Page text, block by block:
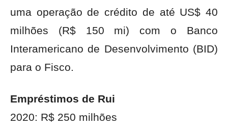
uma operação de crédito de até US$ 40
milhões (R$ 150 mi) com o Banco
Interamericano de Desenvolvimento (BID)
para o Fisco.
Empréstimos de Rui
2020: R$ 250 milhões